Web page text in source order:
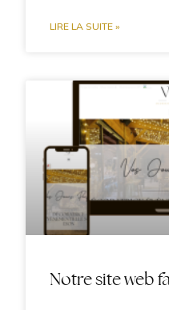
LIRE LA SUITE »
Notre site web